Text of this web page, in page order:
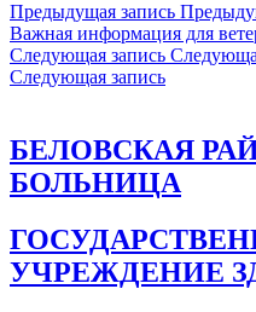
Предыдущая запись
Важная информация для
Следующая запись
Следующая запись
БЕЛОВСКАЯ
БОЛЬНИЦА
УЧРЕЖДЕНИЕ